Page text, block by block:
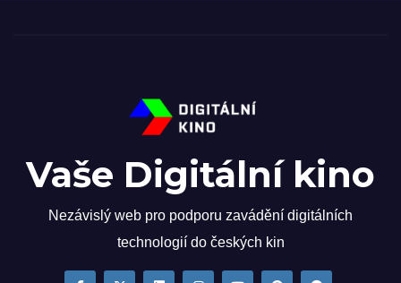
Vaše Digitální kino
Nezávislý web pro podporu zavádění digitálních
technologií do českých kin